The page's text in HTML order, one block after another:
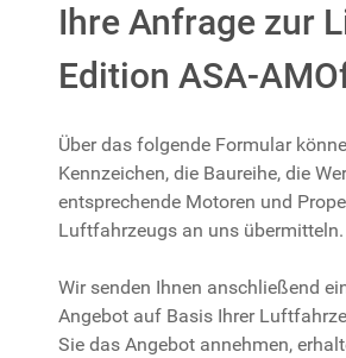
Ihre Anfrage zur
Edition ASA-
Über das folgende Formular
Kennzeichen, die Baureihe, die
entsprechende Motoren und
Luftfahrzeugs an uns übermitteln.
Wir senden Ihnen anschließend
Angebot auf Basis Ihrer
Sie das Angebot annehmen,